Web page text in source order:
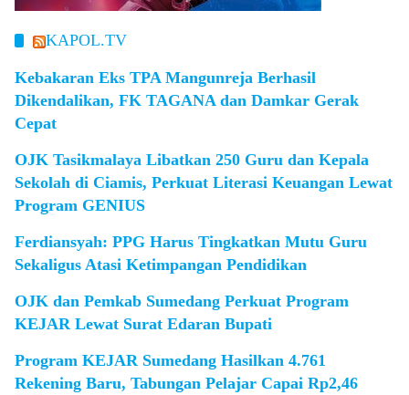
KAPOL.TV
Kebakaran Eks TPA Mangunreja Berhasil
Dikendalikan, FK TAGANA dan Damkar Gerak
Cepat
OJK Tasikmalaya Libatkan 250 Guru dan Kepala
Sekolah di Ciamis, Perkuat Literasi Keuangan Lewat
Program GENIUS
Ferdiansyah: PPG Harus Tingkatkan Mutu Guru
Sekaligus Atasi Ketimpangan Pendidikan
OJK dan Pemkab Sumedang Perkuat Program
KEJAR Lewat Surat Edaran Bupati
Program KEJAR Sumedang Hasilkan 4.761
Rekening Baru, Tabungan Pelajar Capai Rp2,46